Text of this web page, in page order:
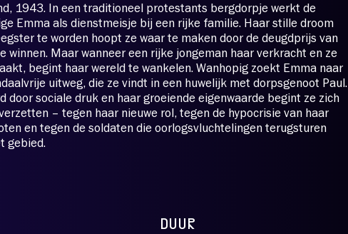
1943. In een traditioneel protestants bergdorpje werkt de
Emma als dienstmeisje bij een rijke familie. Haar stille droom
te worden hoopt ze waar te maken door de deugdprijs van
winnen. Maar wanneer een rijke jongeman haar verkracht en ze
begint haar wereld te wankelen. Wanhopig zoekt Emma naar
uitweg, die ze vindt in een huwelijk met dorpsgenoot Paul.
door sociale druk en haar groeiende eigenwaarde begint ze zich
– tegen haar nieuwe rol, tegen de hypocrisie van haar
en tegen de soldaten die oorlogsvluchtelingen terugsturen
gebied.
DUUR